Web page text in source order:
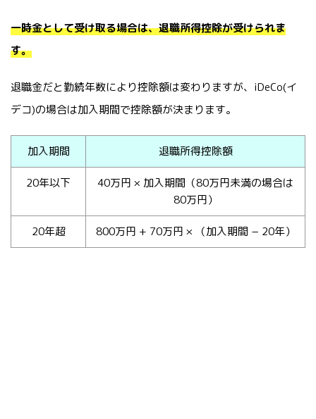
一時金として受け取る場合は、退職所得控除が受けられま
す。
退職金だと勤続年数により控除額は変わりますが、iDeCo(イ
デコ)の場合は加入期間で控除額が決まります。
加入期間 退職所得控除額
20年以下
40万円 × 加入期間（80万円未満の場合は
80万円）
20年超 800万円 + 70万円 × （加入期間 − 20年）